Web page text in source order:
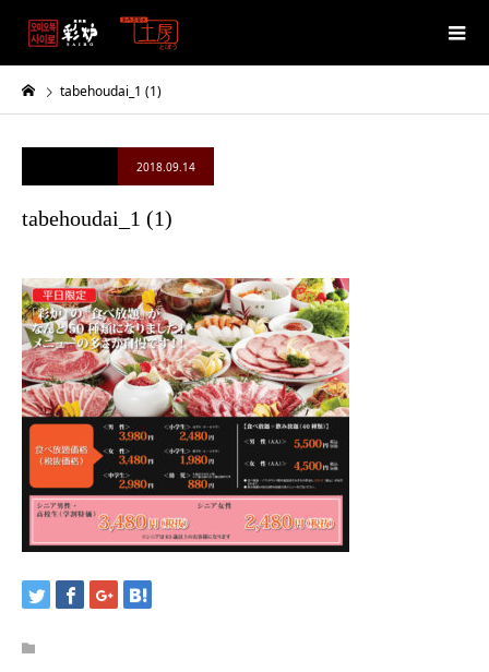
tabehoudai_1 (1)
2018.09.14
tabehoudai_1 (1)